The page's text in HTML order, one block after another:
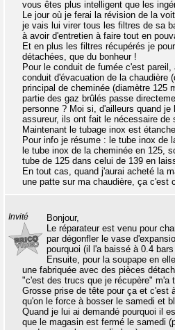
vous êtes plus intelligent que les
Le jour où je ferai la révision de la
je vais lui virer tous les filtres de sa
à avoir d'entretien à faire tout en
Et en plus les filtres récupérés je
détachées, que du bonheur !
Pour le conduit de fumée c'est
conduit d'évacuation de la chaudière
principal de cheminée (diamètre 125
partie des gaz brûlés passe
personne ? Moi si, d'ailleurs quand
assureur, ils ont fait le nécessaire de
Maintenant le tubage inox est
Pour info je résume : le tube inox de
le tube inox de la cheminée en 125,
tube de 125 dans celui de 139 en
En tout cas, quand j'aurai acheté la
une patte sur ma chaudière, ça c'est
Invité
Bonjour,
Le réparateur est venu pour
par dégonfler le vase
pourquoi (il l'a baissé à 0.4
Ensuite, pour la soupape en
une fabriquée avec des pièces
"c'est des trucs que je récupère" m'a
Grosse prise de tête pour ça et c'est
qu'on le force à bosser le samedi et
Quand je lui ai demandé pourquoi il
que le magasin est fermé le samedi